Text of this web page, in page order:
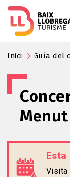
Inici Guía del
Menut
Esta
Visita